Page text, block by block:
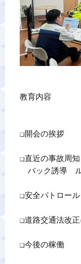
カスタマ
教育内容
❏開
❏直近
バック誘導　
❏安全パトロ
❑道路交通法改
❑今